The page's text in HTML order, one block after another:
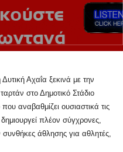
Αχαΐα ξεκινά με την
στο Δημοτικό Στάδιο
αναβαθμίζει ουσιαστικά τις
πλέον σύγχρονες,
άθλησης για αθλητές,